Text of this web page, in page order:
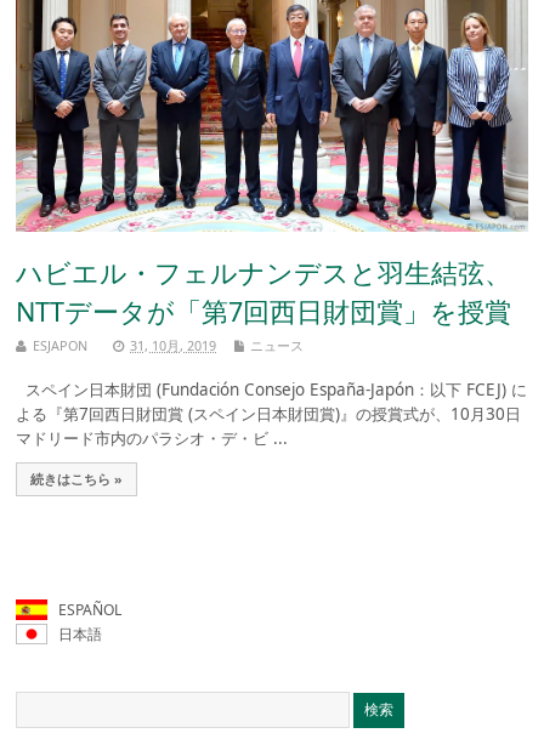
ハビエル・フェルナンデスと羽生結弦、
NTTデータが「第7回西日財団賞」を授賞
ESJAPON 31, 10月, 2019 ニュース
スペイン日本財団 (Fundación Consejo España-Japón：以下 FCEJ) に
よる『第7回西日財団賞 (スペイン日本財団賞)』の授賞式が、10月30日
マドリード市内のパラシオ・デ・ビ ...
続きはこちら »
ESPAÑOL
日本語